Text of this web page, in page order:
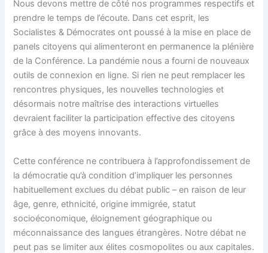
Nous devons mettre de côté nos programmes respectifs et
prendre le temps de l’écoute. Dans cet esprit, les
Socialistes & Démocrates ont poussé à la mise en place de
panels citoyens qui alimenteront en permanence la plénière
de la Conférence. La pandémie nous a fourni de nouveaux
outils de connexion en ligne. Si rien ne peut remplacer les
rencontres physiques, les nouvelles technologies et
désormais notre maîtrise des interactions virtuelles
devraient faciliter la participation effective des citoyens
grâce à des moyens innovants.
Cette conférence ne contribuera à l’approfondissement de
la démocratie qu’à condition d’impliquer les personnes
habituellement exclues du débat public – en raison de leur
âge, genre, ethnicité, origine immigrée, statut
socioéconomique, éloignement géographique ou
méconnaissance des langues étrangères. Notre débat ne
peut pas se limiter aux élites cosmopolites ou aux capitales.